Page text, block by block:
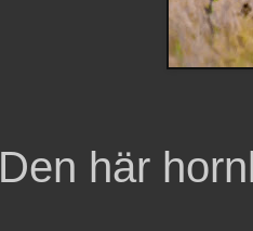
Den här